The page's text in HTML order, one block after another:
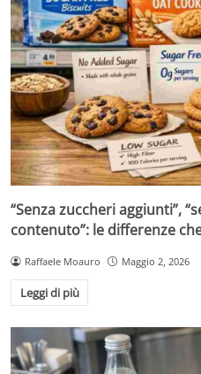
“Senza zuccheri aggiunti”,
contenuto”: le differenze
Raffaele Moauro Maggio 2, 2026
Leggi di più